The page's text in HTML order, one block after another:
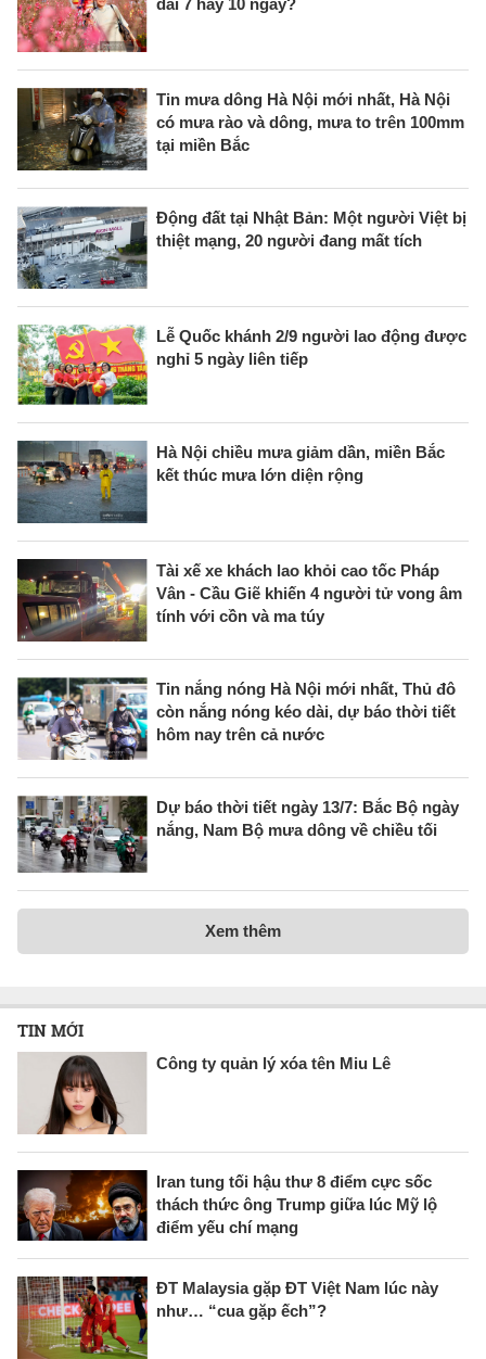
Tin mưa dông Hà Nội mới nhất, Hà Nội
có mưa rào và dông, mưa to trên 100mm
tại miền Bắc
Động đất tại Nhật Bản: Một người Việt bị
thiệt mạng, 20 người đang mất tích
Lễ Quốc khánh 2/9 người lao động được
nghỉ 5 ngày liên tiếp
Hà Nội chiều mưa giảm dần, miền Bắc
kết thúc mưa lớn diện rộng
Tài xế xe khách lao khỏi cao tốc Pháp
Vân - Cầu Giẽ khiến 4 người tử vong âm
tính với cồn và ma túy
Tin nắng nóng Hà Nội mới nhất, Thủ đô
còn nắng nóng kéo dài, dự báo thời tiết
hôm nay trên cả nước
Dự báo thời tiết ngày 13/7: Bắc Bộ ngày
nắng, Nam Bộ mưa dông về chiều tối
Xem thêm
TIN MỚI
Công ty quản lý xóa tên Miu Lê
Iran tung tối hậu thư 8 điểm cực sốc
thách thức ông Trump giữa lúc Mỹ lộ
điểm yếu chí mạng
ĐT Malaysia gặp ĐT Việt Nam lúc này
như… “cua gặp ếch”?